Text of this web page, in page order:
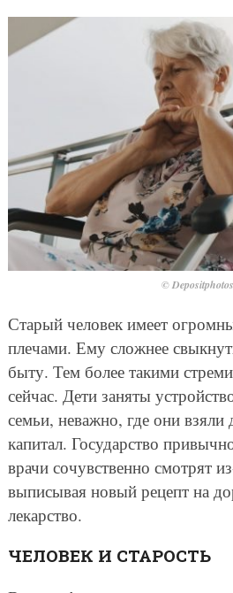
© Depositphotos
Старый человек имеет
плечами. Ему сложнее
быту. Тем более такими
сейчас. Дети заняты
семьи, неважно, где они взяли
капитал. Государство
врачи сочувственно смотрят
выписывая новый рецепт на
лекарство.
ЧЕЛОВЕК И СТАРОСТЬ